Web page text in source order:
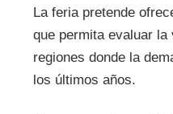
La feria pretende
que permita evaluar
regiones donde la
los últimos años.